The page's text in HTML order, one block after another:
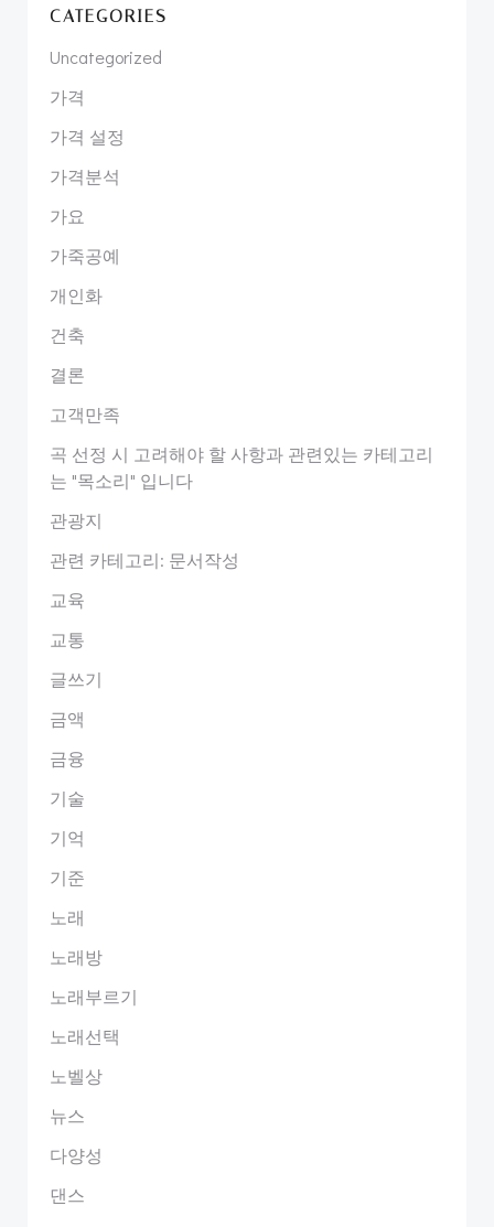
CATEGORIES
Uncategorized
가격
가격 설정
가격분석
가요
가죽공예
개인화
건축
결론
고객만족
곡 선정 시 고려해야 할 사항과 관련있는 카테고리
는 "목소리" 입니다
관광지
관련 카테고리: 문서작성
교육
교통
글쓰기
금액
금융
기술
기억
기준
노래
노래방
노래부르기
노래선택
노벨상
뉴스
다양성
댄스